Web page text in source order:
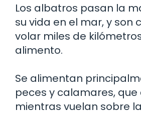
Los albatros pasan la
su vida en el mar, y son
volar miles de
alimento.
Se alimentan
peces y calamares,
mientras vuelan sobre